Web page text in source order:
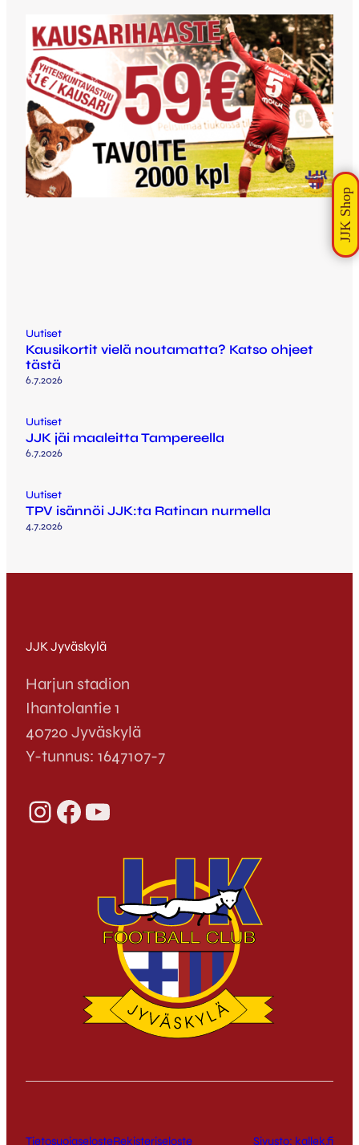
Uutiset
Kausikortit vielä noutamatta? Katso ohjeet
tästä
6.7.2026
Uutiset
JJK jäi maaleitta Tampereella
6.7.2026
Uutiset
TPV isännöi JJK:ta Ratinan nurmella
4.7.2026
JJK Jyväskylä
Harjun stadion
Ihantolantie 1
40720 Jyväskylä
Y-tunnus: 1647107-7
InstagramFacebook YouTube
TietosuojaselosteRekisteriseloste Sivusto: kallek.fi